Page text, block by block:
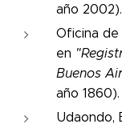
año 2002).
Oficina
en
Buenos
año 1860).
Udaondo,